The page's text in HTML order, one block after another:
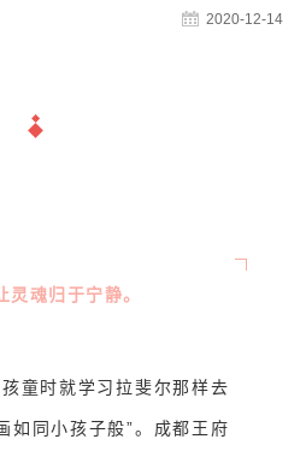
2020-12-14
灵魂归于宁静。
童时就学习拉斐尔那样去
如同小孩子般”。成都王府